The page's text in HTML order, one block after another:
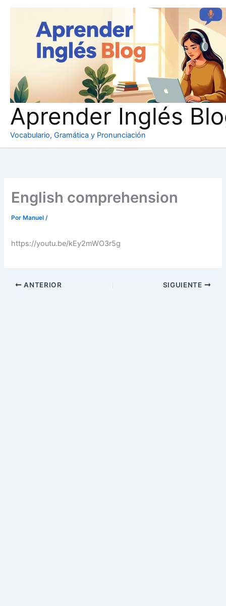
Aprender Inglés
Vocabulario, Gramática y Pronunciación
English comprehension
Por Manuel/
https://youtu.be/kEy2mWO3r5g
ANTERIOR SIGUIENTE